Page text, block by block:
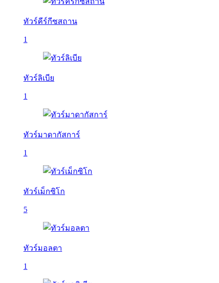
ทัวร์คีร์กีซสถาน
1
ทัวร์ลิเบีย
1
ทัวร์มาดากัสการ์
1
ทัวร์เม็กซิโก
5
ทัวร์มอลตา
1